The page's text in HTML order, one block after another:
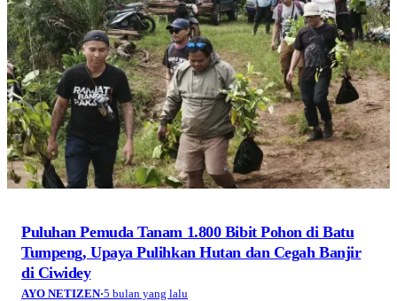
Puluhan Pemuda Tanam 1.800 Bibit Pohon di Batu
Tumpeng, Upaya Pulihkan Hutan dan Cegah Banjir
di Ciwidey
AYO NETIZEN·5 bulan yang lalu